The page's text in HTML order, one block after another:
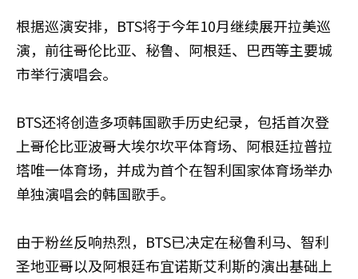
根据巡演安排，BTS将于今年10月继续展开拉美巡
演，前往哥伦比亚、秘鲁、阿根廷、巴西等主要城
市举行演唱会。
BTS还将创造多项韩国歌手历史纪录，包括首次登
上哥伦比亚波哥大埃尔坎平体育场、阿根廷拉普拉
塔唯一体育场，并成为首个在智利国家体育场举办
单独演唱会的韩国歌手。
由于粉丝反响热烈，BTS已决定在秘鲁利马、智利
圣地亚哥以及阿根廷布宜诺斯艾利斯的演出基础上